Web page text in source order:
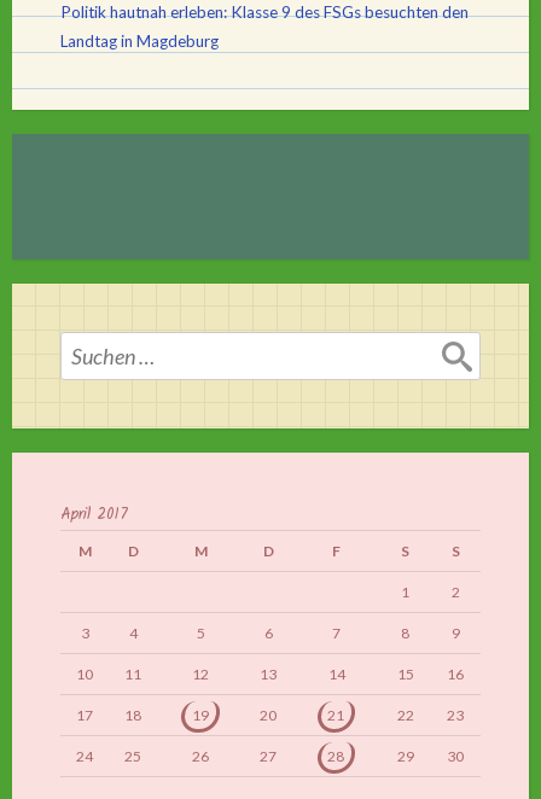
Politik hautnah erleben: Klasse 9 des FSGs besuchten den
Landtag in Magdeburg
Suchen
nach:
April 2017
M D M D F S S
1 2
3 4 5 6 7 8 9
10 11 12 13 14 15 16
17 18 19 20 21 22 23
24 25 26 27 28 29 30